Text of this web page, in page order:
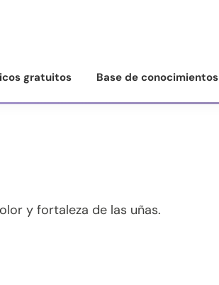
gratuitos Base de conocimientos
y fortaleza de las uñas.